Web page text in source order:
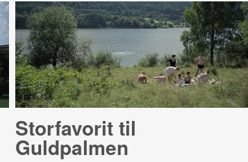
Storfavorit til
Guldpalmen